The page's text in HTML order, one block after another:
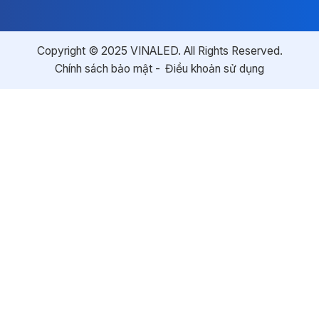
Copyright © 2025 VINALED. All Rights Reserved.
Chính sách bảo mật
Điều khoản sử dụng